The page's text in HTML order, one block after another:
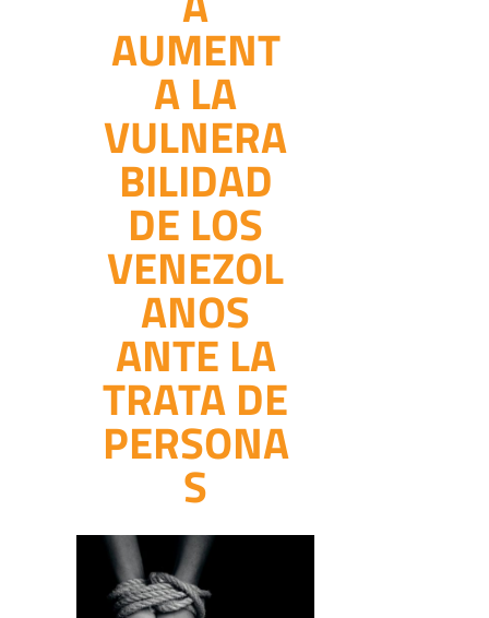
AUMENT
A LA
VULNERA
BILIDAD
DE LOS
VENEZOL
ANOS
ANTE LA
TRATA DE
PERSONA
S